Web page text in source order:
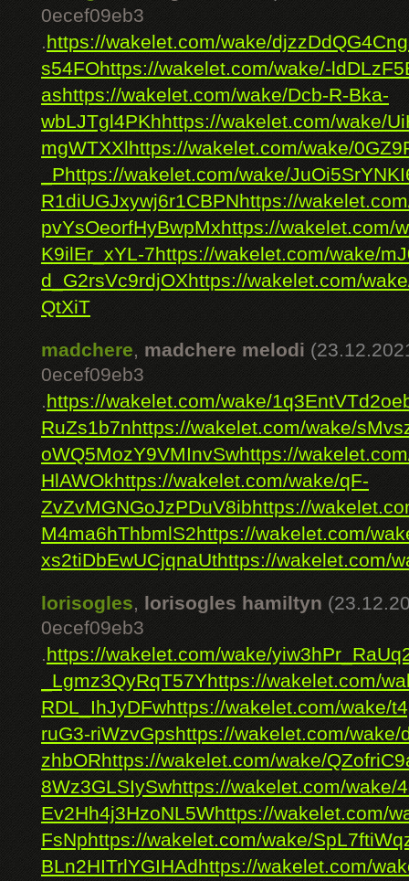
0ecef09eb3
.https://wakelet.com/wake/
s54FOhttps://wakelet.com/wake/-
ashttps://wakelet.com/wake/Dcb-R-Bka-
wbLJTgl4PKhhttps://wakelet.com/wake/
mgWTXXlhttps://wakelet.com/wake/
_Phttps://wakelet.com/wake/
R1diUGJxywj6r1CBPNhttps://
pvYsOeorfHyBwpMxhttps://wakelet.com/
K9ilEr_xYL-7https://wakelet.com/wake/
d_G2rsVc9rdjOXhttps://wakelet.com/
QtXiT
madchere, madchere melodi
0ecef09eb3
.https://wakelet.com/wake/
RuZs1b7nhttps://wakelet.com/wake/
oWQ5MozY9VMInvSwhttps://
HlAWOkhttps://wakelet.com/wake/qF-
ZvZvMGNGoJzPDuV8ibhttps://
M4ma6hThbmlS2https://wakelet.com/
xs2tiDbEwUCjqnaUthttps://wakelet.com/
lorisogles, lorisogles hamiltyn
0ecef09eb3
.https://wakelet.com/wake/
_Lgmz3QyRqT57Yhttps://wakelet.com/
RDL_IhJyDFwhttps://wakelet.com/wake/
ruG3-riWzvGpshttps://wakelet.com/wake/
zhbORhttps://wakelet.com/wake/
8Wz3GLSIySwhttps://wakelet.com/wake/
Ev2Hh4j3HzoNL5Whttps://wakelet.com/
FsNphttps://wakelet.com/wake/
BLn2HITrlYGIHAdhttps://wakelet.com/